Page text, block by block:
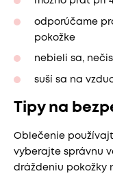
odporúčame
pokožke
nebieli sa,
suší sa na
Tipy na
Oblečenie
vyberajte správnu
dráždeniu pokožky